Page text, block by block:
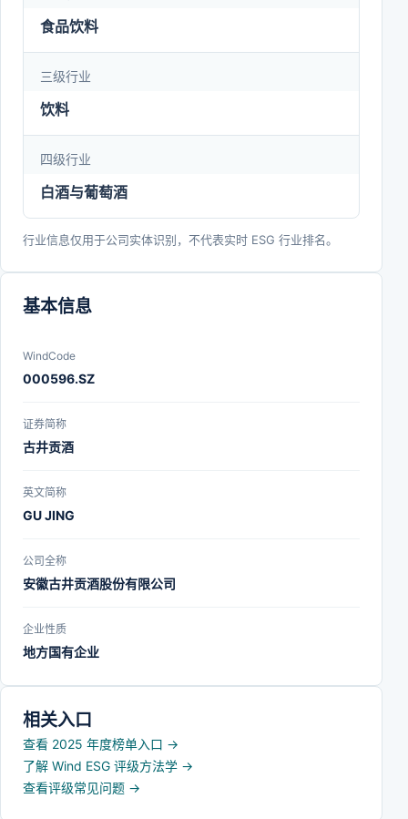
贵州珍藏酒业八大生产基地。古井贡酒秉承“做真
人，酿美酒，善其身，济天下”的企业价值观，推进
战略5.0，再造一个“数字化、国际化、法治化”的新
古井。2024年，再次荣获“全国质量诚信先进企业”
“全国质量检验信得过产品”“全国质量检验稳定合格产
品”等荣誉。
食品饮料
三级行业
饮料
四级行业
白酒与葡萄酒
行业信息仅用于公司实体识别，不代表实时 ESG 行业排名。
基本信息
WindCode
000596.SZ
证券简称
古井贡酒
英文简称
GU JING
公司全称
安徽古井贡酒股份有限公司
企业性质
地方国有企业
相关入口
查看 2025 年度榜单入口 →
了解 Wind ESG 评级方法学 →
查看评级常见问题 →